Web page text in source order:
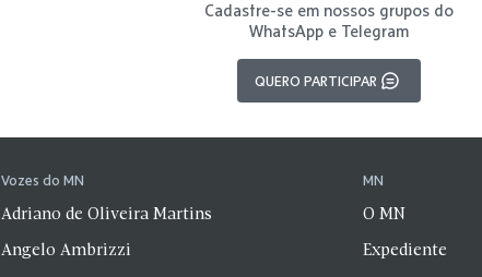
Cadastre-se em nossos grupos do
WhatsApp e Telegram
QUERO PARTICIPAR
Vozes do MN
Adriano de Oliveira Martins
Angelo Ambrizzi
MN
O MN
Expediente